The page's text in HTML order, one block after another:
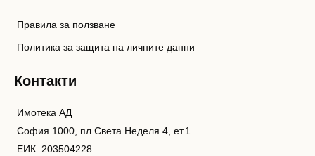
Правила за ползване
Политика за защита на личните данни
Контакти
Имотека АД
София 1000, пл.Света Неделя 4, ет.1
ЕИК: 203504228